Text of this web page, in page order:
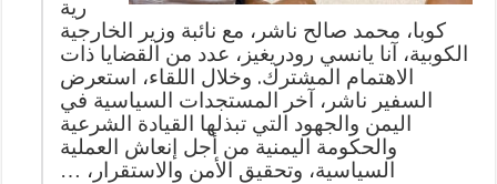
رية
كوبا، محمد صالح ناشر، مع نائبة وزير الخارجية
الكوبية، آنا يانسي رودريغيز، عدد من القضايا ذات
الاهتمام المشترك. وخلال اللقاء، استعرض
السفير ناشر، آخر المستجدات السياسية في
اليمن والجهود التي تبذلها القيادة الشرعية
والحكومة اليمنية من أجل إنعاش العملية
السياسية، وتحقيق الأمن والاستقرار، …